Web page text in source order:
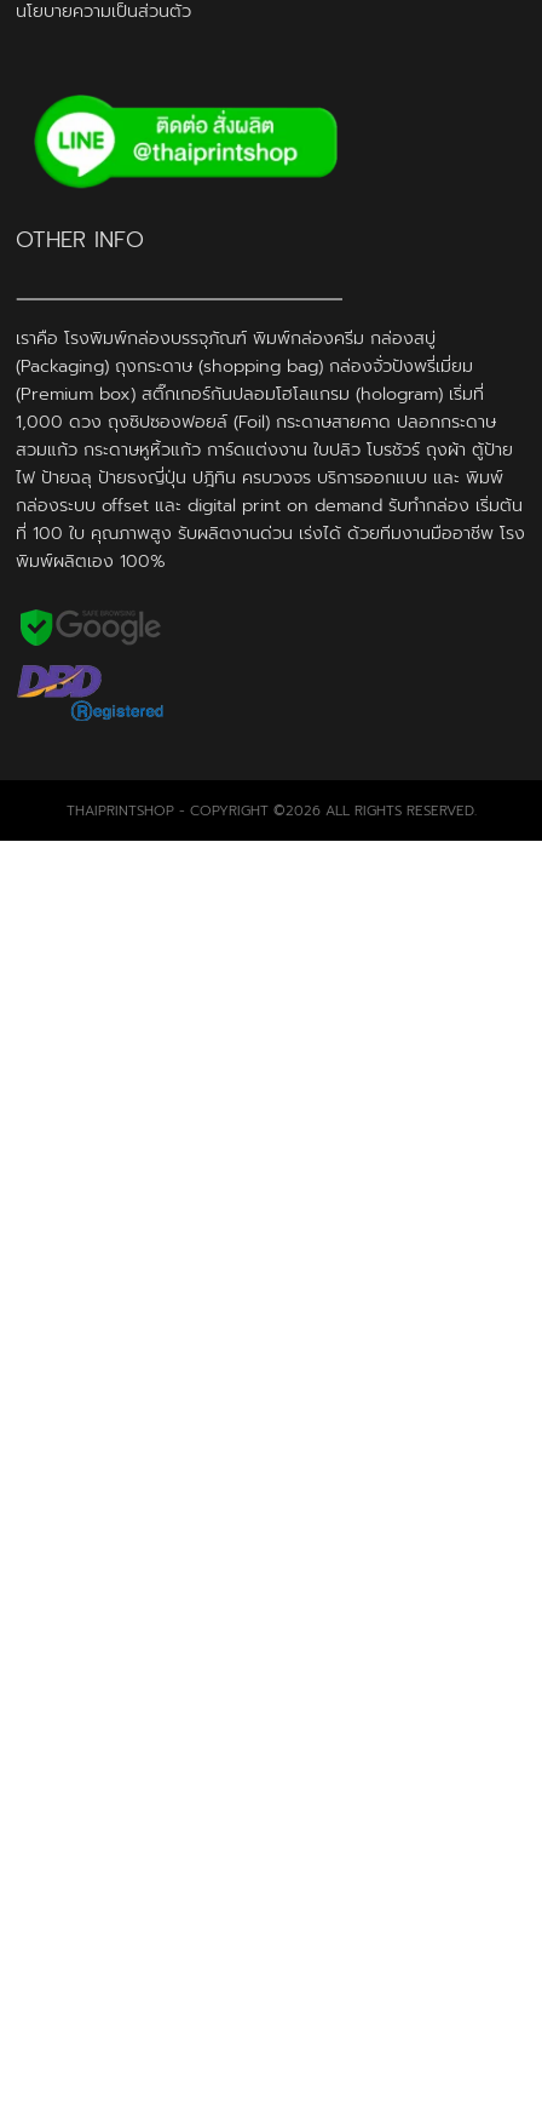
นโยบายความเป็นส่วนตัว
OTHER INFO
เราคือ โรงพิมพ์กล่องบรรจุภัณฑ์ พิมพ์กล่องครีม กล่องสบู่
(Packaging) ถุงกระดาษ (shopping bag) กล่องจั่วปังพรี่เมี่ยม
(Premium box) สติ๊กเกอร์กันปลอมโฮโลแกรม (hologram) เริ่มที่
1,000 ดวง ถุงซิปซองฟอยล์ (Foil) กระดาษสายคาด ปลอกกระดาษ
สวมแก้ว กระดาษหูหิ้วแก้ว การ์ดแต่งงาน ใบปลิว โบรชัวร์ ถุงผ้า ตู้ป้าย
ไฟ ป้ายฉลุ ป้ายธงญี่ปุ่น ปฎิทิน ครบวงจร บริการออกแบบ และ พิมพ์
กล่องระบบ offset และ digital print on demand รับทำกล่อง เริ่มต้น
ที่ 100 ใบ คุณภาพสูง รับผลิตงานด่วน เร่งได้ ด้วยทีมงานมืออาชีพ โรง
พิมพ์ผลิตเอง 100%
THAIPRINTSHOP - COPYRIGHT ©2026 ALL RIGHTS RESERVED.